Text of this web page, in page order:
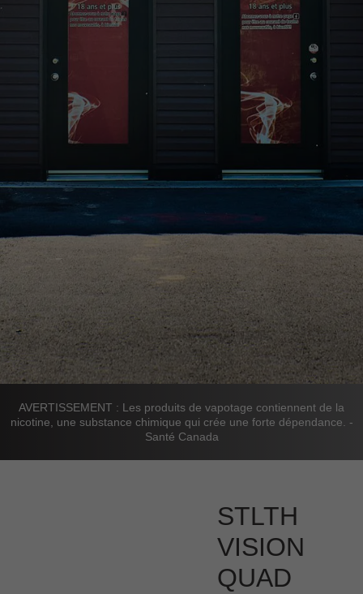
AVERTISSEMENT : Les produits de vapotage contiennent de la
nicotine, une substance chimique qui crée une forte dépendance. -
Santé Canada
STLTH
VISION
QUAD